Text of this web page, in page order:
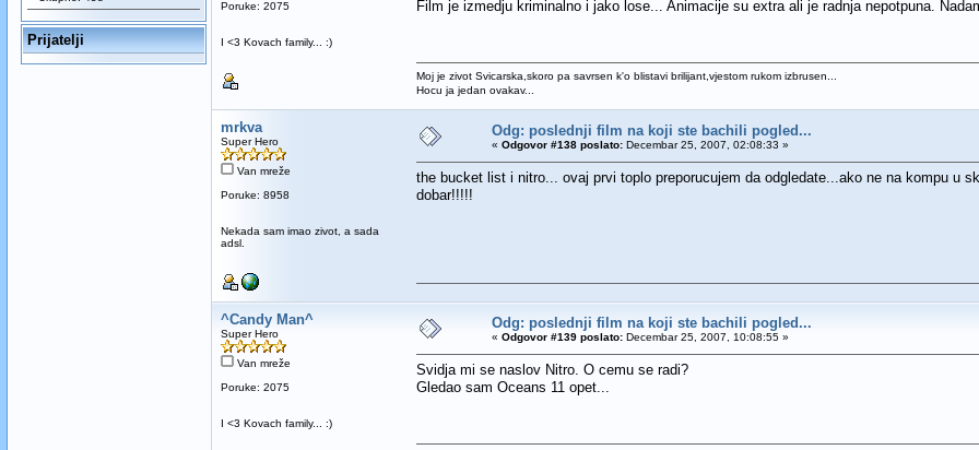
Prijatelji
Poruke: 2075
I <3 Kovach family... :)
Film je izmedju kriminalno i jako lose... Animacije su extra ali je radnja nepotpuna.
Moj je zivot Svicarska,skoro pa savrsen k'o blistavi brilijant,vjestom rukom izbrusen...
Hocu ja jedan ovakav...
mrkva
Super Hero
Van mreže
Poruke: 8958
Nekada sam imao zivot, a sada
adsl.
Odg: poslednji film na koji ste bachili pogled...
« Odgovor #138 poslato:Decembar 25, 2007, 02:08:33 »
the bucket list i nitro... ovaj prvi toplo preporucujem da odgledate...ako ne na kompu u
dobar!!!!!
^Candy Man^
Super Hero
Van mreže
Poruke: 2075
I <3 Kovach family... :)
Odg: poslednji film na koji ste bachili pogled...
« Odgovor #139 poslato:Decembar 25, 2007, 10:08:55 »
Svidja mi se naslov Nitro. O cemu se radi?
Gledao sam Oceans 11 opet...